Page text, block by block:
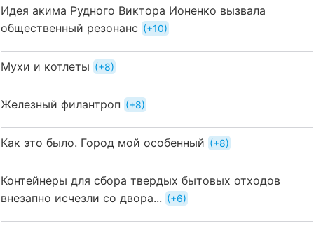
Идея акима Рудного Виктора Ионенко вызвала
общественный резонанс
+10
Мухи и котлеты +8
Железный филантроп +8
Как это было. Город мой особенный +8
Контейнеры для сбора твердых бытовых отходов
внезапно исчезли со двора...
+6